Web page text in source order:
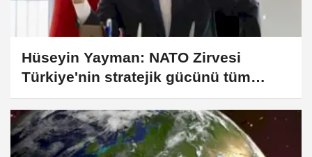
Hüseyin Yayman: NATO Zirvesi
Türkiye'nin stratejik gücünü tüm
dünyaya gösterdi